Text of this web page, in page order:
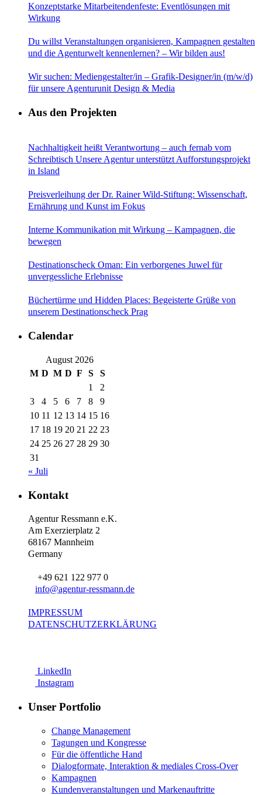
Konzeptstarke Mitarbeitendenfeste: Eventlösungen mit
Wirkung
Du willst Veranstaltungen organisieren, Kampagnen gestalten
und die Agenturwelt kennenlernen? – Wir bilden aus!
Wir suchen: Mediengestalter/in – Grafik-Designer/in (m/w/d)
für unsere Agenturunit Design & Media
Aus den Projekten
Nachhaltigkeit heißt Verantwortung – auch fernab vom
Schreibtisch Unsere Agentur unterstützt Aufforstungsprojekt
in Island
Preisverleihung der Dr. Rainer Wild-Stiftung: Wissenschaft,
Ernährung und Kunst im Fokus
Interne Kommunikation mit Wirkung – Kampagnen, die
bewegen
Destinationscheck Oman: Ein verborgenes Juwel für
unvergessliche Erlebnisse
Büchertürme und Hidden Places: Begeisterte Grüße von
unserem Destinationscheck Prag
Calendar
August 2026
M D M D F S
S
1
2
3
4 5 6 7 8
9
10 11 12 13 14 15 16
17 18 19 20 21 22 23
24 25 26 27 28 29 30
31
« Juli
Kontakt
Agentur Ressmann e.K.
Am Exerzierplatz 2
68167 Mannheim
Germany
+49 621 122 977 0
info@agentur-ressmann.de
IMPRESSUM
DATENSCHUTZERKLÄRUNG
LinkedIn
Instagram
Unser Portfolio
Change Management
Tagungen und Kongresse
Für die öffentliche Hand
Dialogformate, Interaktion & mediales Cross-Over
Kampagnen
Kundenveranstaltungen und Markenauftritte